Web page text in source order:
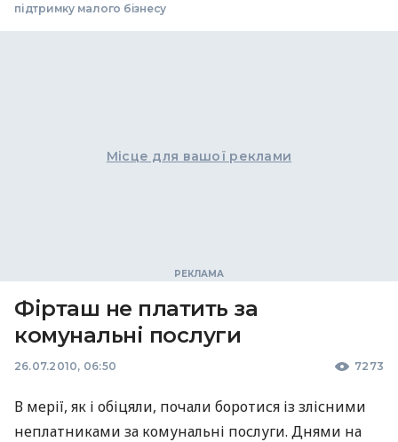
підтримку малого бізнесу
Місце для вашої реклами
Фірташ не платить за
комунальні послуги
26.07.2010, 06:50 7273
В мерії, як і обіцяли, почали боротися із злісними
неплатниками за комунальні послуги. Днями на